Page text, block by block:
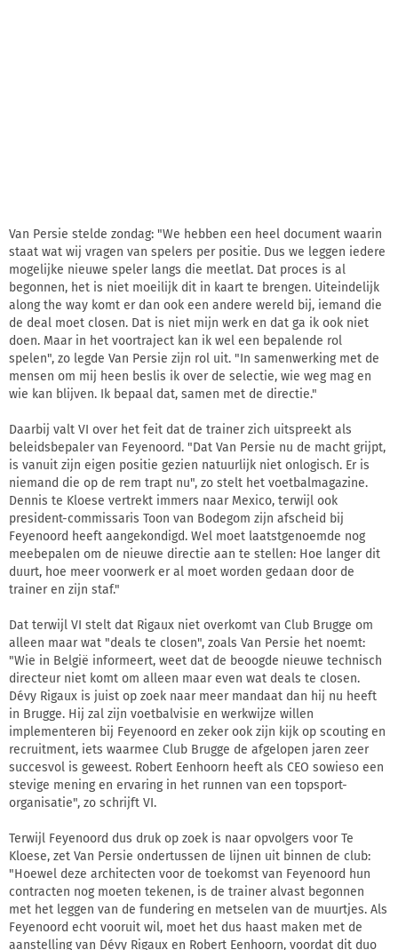
Van Persie stelde zondag: "We hebben een heel document waarin
staat wat wij vragen van spelers per positie. Dus we leggen iedere
mogelijke nieuwe speler langs die meetlat. Dat proces is al
begonnen, het is niet moeilijk dit in kaart te brengen. Uiteindelijk
along the way komt er dan ook een andere wereld bij, iemand die
de deal moet closen. Dat is niet mijn werk en dat ga ik ook niet
doen. Maar in het voortraject kan ik wel een bepalende rol
spelen", zo legde Van Persie zijn rol uit. "In samenwerking met de
mensen om mij heen beslis ik over de selectie, wie weg mag en
wie kan blijven. Ik bepaal dat, samen met de directie."
Daarbij valt VI over het feit dat de trainer zich uitspreekt als
beleidsbepaler van Feyenoord. "Dat Van Persie nu de macht grijpt,
is vanuit zijn eigen positie gezien natuurlijk niet onlogisch. Er is
niemand die op de rem trapt nu", zo stelt het voetbalmagazine.
Dennis te Kloese vertrekt immers naar Mexico, terwijl ook
president-commissaris Toon van Bodegom zijn afscheid bij
Feyenoord heeft aangekondigd. Wel moet laatstgenoemde nog
meebepalen om de nieuwe directie aan te stellen: Hoe langer dit
duurt, hoe meer voorwerk er al moet worden gedaan door de
trainer en zijn staf."
Dat terwijl VI stelt dat Rigaux niet overkomt van Club Brugge om
alleen maar wat "deals te closen", zoals Van Persie het noemt:
"Wie in België informeert, weet dat de beoogde nieuwe technisch
directeur niet komt om alleen maar even wat deals te closen.
Dévy Rigaux is juist op zoek naar meer mandaat dan hij nu heeft
in Brugge. Hij zal zijn voetbalvisie en werkwijze willen
implementeren bij Feyenoord en zeker ook zijn kijk op scouting en
recruitment, iets waarmee Club Brugge de afgelopen jaren zeer
succesvol is geweest. Robert Eenhoorn heeft als CEO sowieso een
stevige mening en ervaring in het runnen van een topsport-
organisatie", zo schrijft VI.
Terwijl Feyenoord dus druk op zoek is naar opvolgers voor Te
Kloese, zet Van Persie ondertussen de lijnen uit binnen de club:
"Hoewel deze architecten voor de toekomst van Feyenoord hun
contracten nog moeten tekenen, is de trainer alvast begonnen
met het leggen van de fundering en metselen van de muurtjes. Als
Feyenoord echt vooruit wil, moet het dus haast maken met de
aanstelling van Dévy Rigaux en Robert Eenhoorn, voordat dit duo